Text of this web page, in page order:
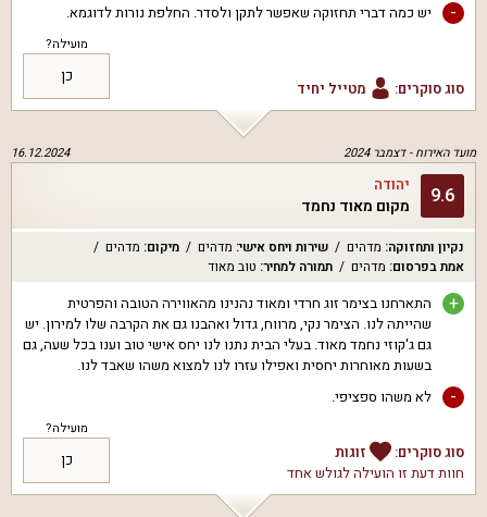
- יש כמה דברי תחזוקה שאפשר לתקן ולסדר. החלפת נורות לדוגמא.
סוג סוקרים: מטייל יחיד
מועילה?
כן
מועד האירוח -דצמבר 2024 16.12.2024
9.6 יהודה
מקום מאוד נחמד
נקיון ותחזוקה: מדהים שירות ויחס אישי: מדהים מיקום: מדהים
אמת בפרסום: מדהים תמורה למחיר: טוב מאוד
+
התארחנו בצימר זוג חרדי ומאוד נהנינו מהאווירה הטובה והפרטית
שהייתה לנו. הצימר נקי, מרווח, גדול ואהבנו גם את הקרבה שלו למירון. יש
גם ג'קוזי נחמד מאוד. בעלי הבית נתנו לנו יחס אישי טוב וענו בכל שעה, גם
בשעות מאוחרות יחסית ואפילו עזרו לנו למצוא משהו שאבד לנו.
- לא משהו ספציפי.
סוג סוקרים:
זוגות
חוות דעת זו הועילה לגולש אחד
מועילה?
כן